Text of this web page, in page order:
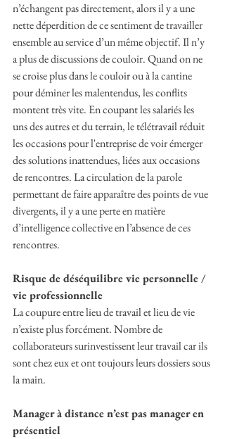
n’échangent pas directement, alors il y a une
nette déperdition de ce sentiment de travailler
ensemble au service d’un même objectif. Il n’y
a plus de discussions de couloir. Quand on ne
se croise plus dans le couloir ou à la cantine
pour déminer les malentendus, les conflits
montent très vite. En coupant les salariés les
uns des autres et du terrain, le télétravail réduit
les occasions pour l'entreprise de voir émerger
des solutions inattendues, liées aux occasions
de rencontres. La circulation de la parole
permettant de faire apparaître des points de vue
divergents, il y a une perte en matière
d’intelligence collective en l’absence de ces
rencontres.
Risque de déséquilibre vie personnelle /
vie professionnelle
La coupure entre lieu de travail et lieu de vie
n’existe plus forcément. Nombre de
collaborateurs surinvestissent leur travail car ils
sont chez eux et ont toujours leurs dossiers sous
la main.
Manager à distance n’est pas manager en
présentiel